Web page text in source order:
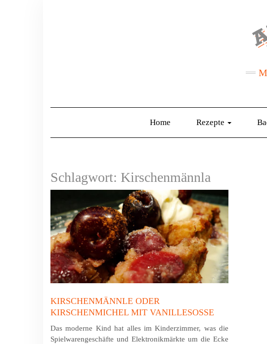
Home Rezepte
Schlagwort: Kirschenmännla
KIRSCHENMÄNNLE ODER
KIRSCHENMICHEL MIT VANILLESOSSE
Das moderne Kind hat alles im Kinderzimmer, was die
Spielwarengeschäfte und Elektronikmärkte um die Ecke